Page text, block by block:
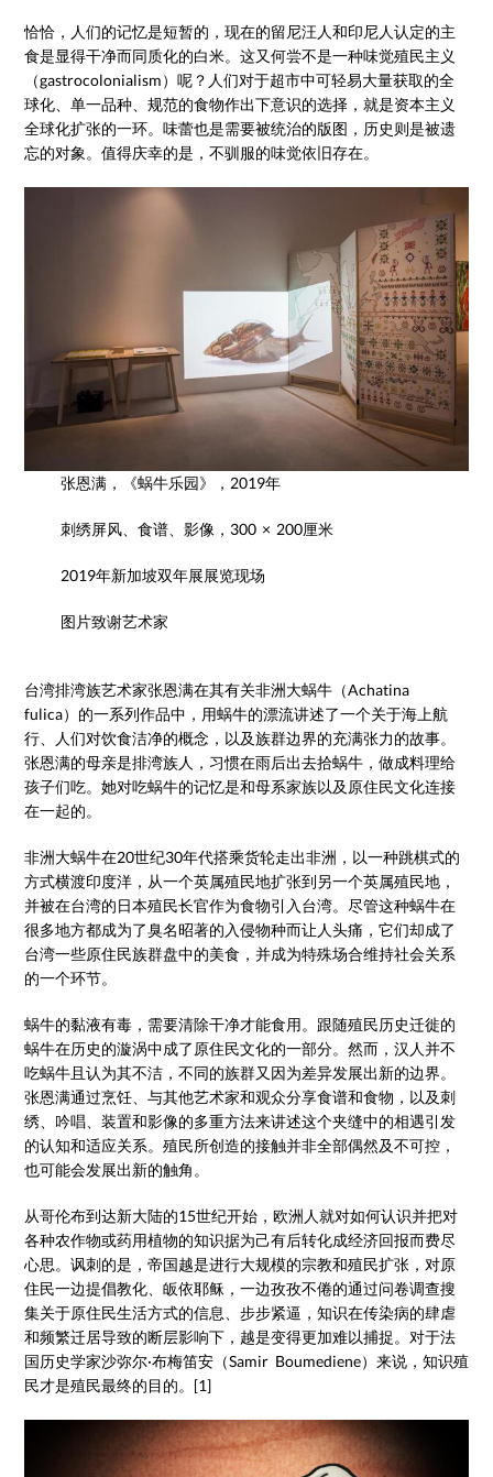
恰恰，人们的记忆是短暂的，现在的留尼汪人和印尼人认定的主
食是显得干净而同质化的白米。这又何尝不是一种味觉殖民主义
（gastrocolonialism）呢？人们对于超市中可轻易大量获取的全
球化、单一品种、规范的食物作出下意识的选择，就是资本主义
全球化扩张的一环。味蕾也是需要被统治的版图，历史则是被遗
忘的对象。值得庆幸的是，不驯服的味觉依旧存在。
张恩满，《蜗牛乐园》，2019年
刺绣屏风、食谱、影像，300 × 200厘米
2019年新加坡双年展展览现场
图片致谢艺术家
台湾排湾族艺术家张恩满在其有关非洲大蜗牛（Achatina
fulica）的一系列作品中，用蜗牛的漂流讲述了一个关于海上航
行、人们对饮食洁净的概念，以及族群边界的充满张力的故事。
张恩满的母亲是排湾族人，习惯在雨后出去拾蜗牛，做成料理给
孩子们吃。她对吃蜗牛的记忆是和母系家族以及原住民文化连接
在一起的。
非洲大蜗牛在20世纪30年代搭乘货轮走出非洲，以一种跳棋式的
方式横渡印度洋，从一个英属殖民地扩张到另一个英属殖民地，
并被在台湾的日本殖民长官作为食物引入台湾。尽管这种蜗牛在
很多地方都成为了臭名昭著的入侵物种而让人头痛，它们却成了
台湾一些原住民族群盘中的美食，并成为特殊场合维持社会关系
的一个环节。
蜗牛的黏液有毒，需要清除干净才能食用。跟随殖民历史迁徙的
蜗牛在历史的漩涡中成了原住民文化的一部分。然而，汉人并不
吃蜗牛且认为其不洁，不同的族群又因为差异发展出新的边界。
张恩满通过烹饪、与其他艺术家和观众分享食谱和食物，以及刺
绣、吟唱、装置和影像的多重方法来讲述这个夹缝中的相遇引发
的认知和适应关系。殖民所创造的接触并非全部偶然及不可控，
也可能会发展出新的触角。
从哥伦布到达新大陆的15世纪开始，欧洲人就对如何认识并把对
各种农作物或药用植物的知识据为己有后转化成经济回报而费尽
心思。讽刺的是，帝国越是进行大规模的宗教和殖民扩张，对原
住民一边提倡教化、皈依耶稣，一边孜孜不倦的通过问卷调查搜
集关于原住民生活方式的信息、步步紧逼，知识在传染病的肆虐
和频繁迁居导致的断层影响下，越是变得更加难以捕捉。对于法
国历史学家沙弥尔·布梅笛安（Samir Boumediene）来说，知识殖
民才是殖民最终的目的。[1]